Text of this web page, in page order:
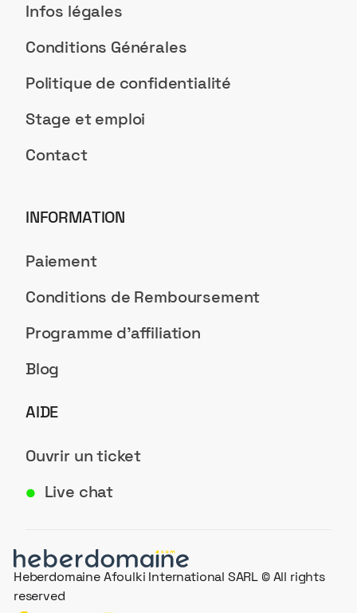
Infos légales
Conditions Générales
Politique de confidentialité
Stage et emploi
Contact
INFORMATION
Paiement
Conditions de Remboursement
Programme d'affiliation
Blog
AIDE
Ouvrir un ticket
● Live chat
Heberdomaine Afoulki International SARL © All rights
reserved